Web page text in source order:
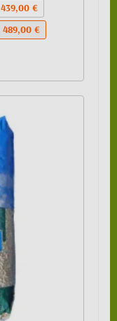
439,00 €
489,00 €